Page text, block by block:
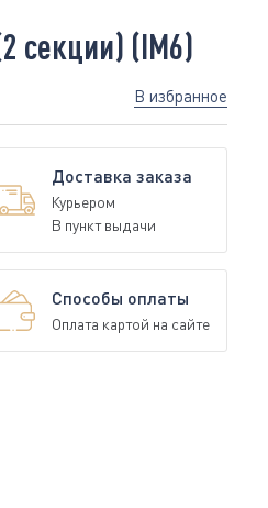
секции) (IM6)
В избранное
Доставка заказа
Курьером
В пункт выдачи
Способы оплаты
Оплата картой на сайте